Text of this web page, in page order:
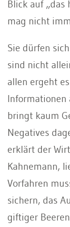
Blick auf „das
mag nicht
Sie dürfen
sind nicht
allen ergeht
Informationen
bringt kaum
Negatives
erklärt der
Kahnemann,
Vorfahren
sichern, das
giftiger